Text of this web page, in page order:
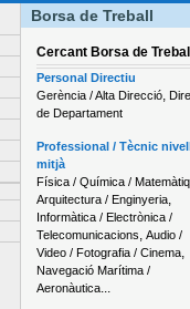
Borsa de Treball
Cercant Borsa de
Personal Directiu
Gerència / Alta Direcció,
de Departament
Professional / Tècnic
mitjà
Física / Química /
Arquitectura / Enginyeria,
Informàtica / Electrònica /
Telecomunicacions, Audio /
Video / Fotografia / Cinema,
Navegació Marítima /
Aeronàutica...